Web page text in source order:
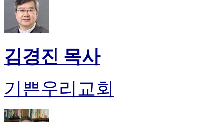
부
약
비
탑-
시
리
김경진 목사
기쁜우리교회